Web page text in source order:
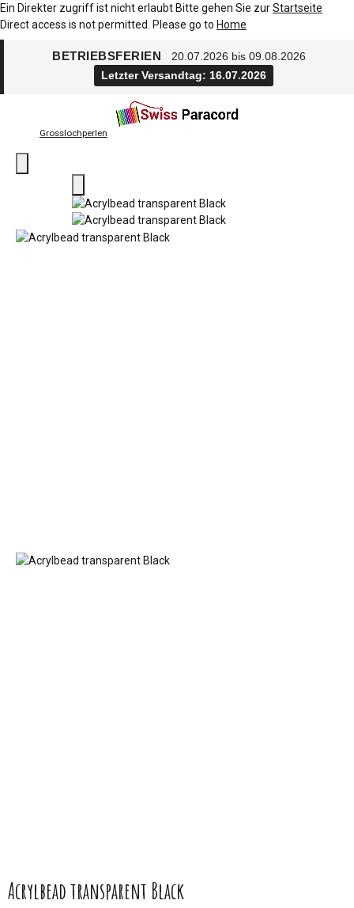
Ein Direkter zugriff ist nicht erlaubt Bitte gehen Sie zurStartseite
Direct access is not permitted. Please go to Home
BETRIEBSFERIEN
20.07.2026 bis 09.08.2026
Letzter Versandtag: 16.07.2026
Grosslochperlen
Acrylbead transparent Black